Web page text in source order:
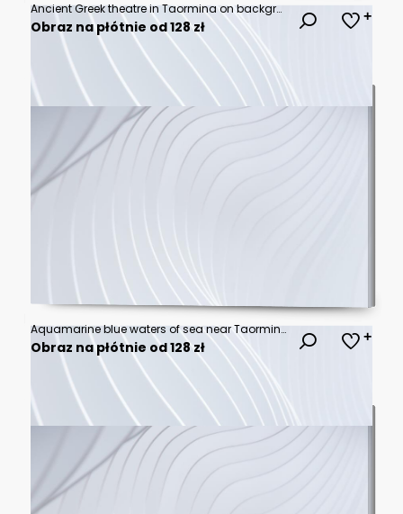
Ancient Greek theatre in Taormina on background of Etna Volcano, Italy
Obraz na płótnie od 128 zł
Aquamarine blue waters of sea near Taormina resorts and Etna volcano mount
Obraz na płótnie od 128 zł